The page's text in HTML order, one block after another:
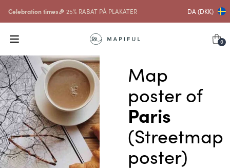
Celebration times🎉 25% RABAT PÅ PLAKATER DA (DKK)
0
Map
poster of
Paris
(Streetmap
poster)